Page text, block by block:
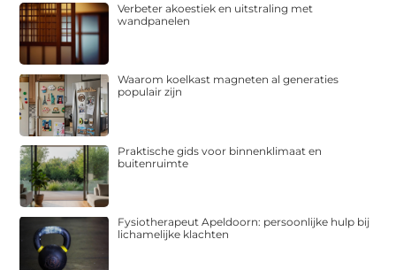
Verbeter akoestiek en uitstraling met
wandpanelen
Waarom koelkast magneten al generaties
populair zijn
Praktische gids voor binnenklimaat en
buitenruimte
Fysiotherapeut Apeldoorn: persoonlijke hulp bij
lichamelijke klachten